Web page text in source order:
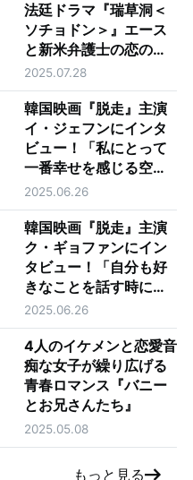
法廷ドラマ『瑞草洞＜
ソチョドン＞』エース
と新米弁護士の恋の行
方は？
2025.07.28
韓国映画『脱走』主演
イ・ジェフンにインタ
ビュー！「私にとって
一番幸せを感じる空
間、それは映画館で
す」
2025.06.26
韓国映画『脱走』主演
ク・ギョファンにイン
タビュー！「自分も好
きなことを話す時に目
が輝く人になりたい」
2025.06.26
4人のイケメンと恋愛音
痴な女子が繰り広げる
青春ロマンス『バニー
とお兄さんたち』
2025.05.08
もっと見る